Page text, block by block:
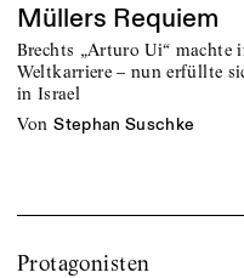
Müllers Requiem
Brechts „Arturo Ui“ machte
Weltkarriere – nun erfüllte
in Israel
von Stephan Suschke
Protagonisten